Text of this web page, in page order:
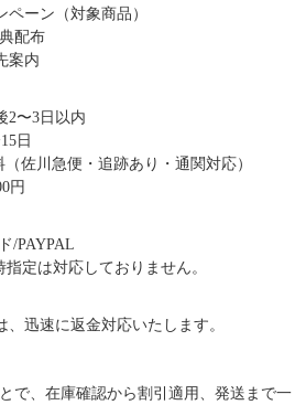
ペーン（対象商品）
配布
案内
2〜3日以内
日
（佐川急便・追跡あり・通関対応）
円
/PAYPAL
定は対応しておりません。
迅速に返金対応いたします。
で、在庫確認から割引適用、発送まで一